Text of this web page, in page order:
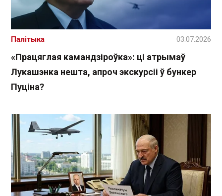
«Працяглая камандзіроўка»: ці атрымаў
Лукашэнка нешта, апроч экскурсіі ў бункер
Пуціна?
Палітыка 03.07.2026